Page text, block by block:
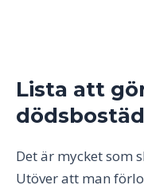
Lista att
Det är mycket som
Utöver att man